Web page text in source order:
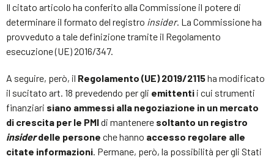
Il citato articolo ha conferito alla Commissione il potere di
determinare il formato del registro insider. La Commissione ha
provveduto a tale definizione tramite il Regolamento
esecuzione (UE) 2016/347.
A seguire, però, il Regolamento (UE) 2019/2115ha modificato
il sucitato art. 18 prevedendo per gli emittenti i cui strumenti
finanziari siano ammessi alla negoziazione in un mercato
di crescita per le PMIdi mantenere soltanto un registro
insiderdelle persone che hanno accesso regolare alle
citate informazioni. Permane, però, la possibilità per gli Stati